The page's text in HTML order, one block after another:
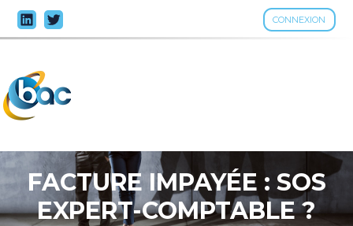
CONNEXION
Aller
au
FACTURE IMPAYÉE : SOS
EXPERT-COMPTABLE ?